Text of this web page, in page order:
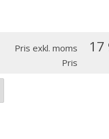
Pris exkl. moms 17
Pris